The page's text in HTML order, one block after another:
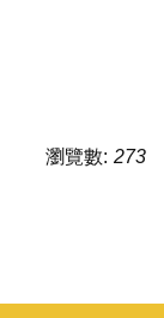
瀏覽數: 273